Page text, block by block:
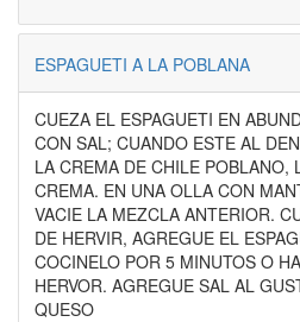
ESPAGUETI A LA POBLANA
CUEZA EL ESPAGUETI EN
CON SAL; CUANDO ESTE AL
LA CREMA DE CHILE POBLANO,
CREMA. EN UNA OLLA CON
VACIE LA MEZCLA ANTERIOR.
DE HERVIR, AGREGUE EL
COCINELO POR 5 MINUTOS O
HERVOR. AGREGUE SAL AL
QUESO